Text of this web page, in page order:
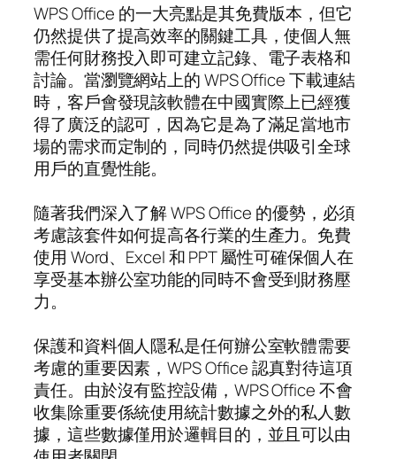
WPS Office 的一大亮點是其免費版本，但它
仍然提供了提高效率的關鍵工具，使個人無
需任何財務投入即可建立記錄、電子表格和
討論。當瀏覽網站上的 WPS Office 下載連結
時，客戶會發現該軟體在中國實際上已經獲
得了廣泛的認可，因為它是為了滿足當地市
場的需求而定制的，同時仍然提供吸引全球
用戶的直覺性能。
隨著我們深入了解 WPS Office 的優勢，必須
考慮該套件如何提高各行業的生產力。免費
使用 Word、Excel 和 PPT 屬性可確保個人在
享受基本辦公室功能的同時不會受到財務壓
力。
保護和資料個人隱私是任何辦公室軟體需要
考慮的重要因素，WPS Office 認真對待這項
責任。由於沒有監控設備，WPS Office 不會
收集除重要係統使用統計數據之外的私人數
據，這些數據僅用於邏輯目的，並且可以由